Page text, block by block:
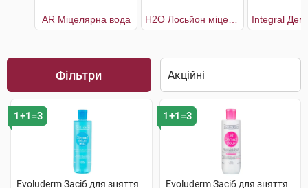
AR Міцелярна вода
Фільтри
1+1=3
Evoluderm Засіб для зняття
1+1=3
Evoluderm Засіб для зняття